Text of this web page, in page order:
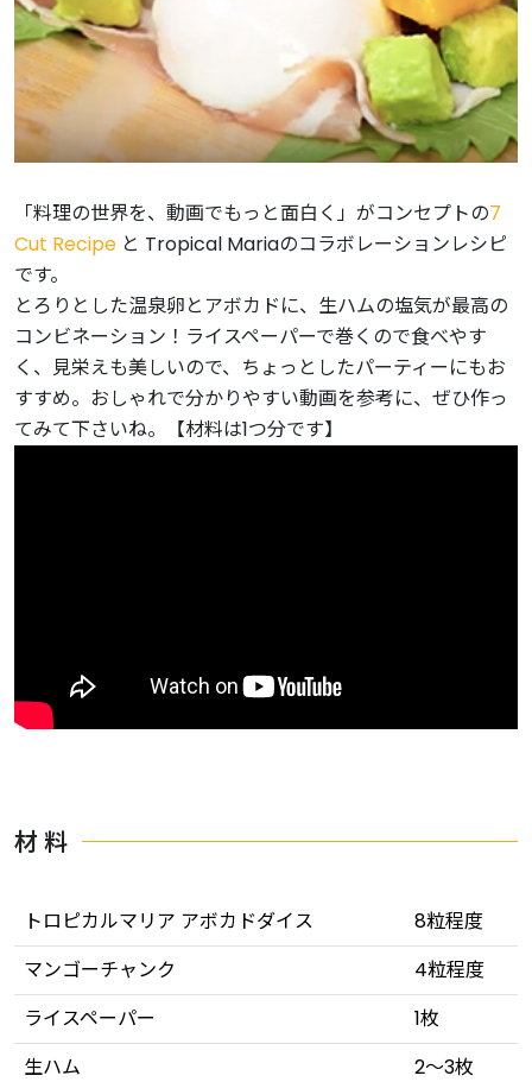
「料理の世界を、動画でもっと面白く」がコンセプトの7
Cut Recipe と Tropical Mariaのコラボレーションレシピ
です。
とろりとした温泉卵とアボカドに、生ハムの塩気が最高の
コンビネーション！ライスペーパーで巻くので食べやす
く、見栄えも美しいので、ちょっとしたパーティーにもお
すすめ。おしゃれで分かりやすい動画を参考に、ぜひ作っ
てみて下さいね。【材料は1つ分です】
材 料
トロピカルマリア アボカドダイス
8粒程度
マンゴーチャンク
4粒程度
ライスペーパー
1枚
生ハム
2〜3枚